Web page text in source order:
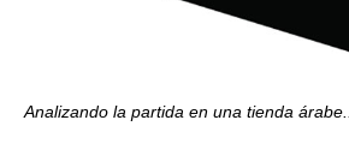
Analizando la partida en una tienda árabe...